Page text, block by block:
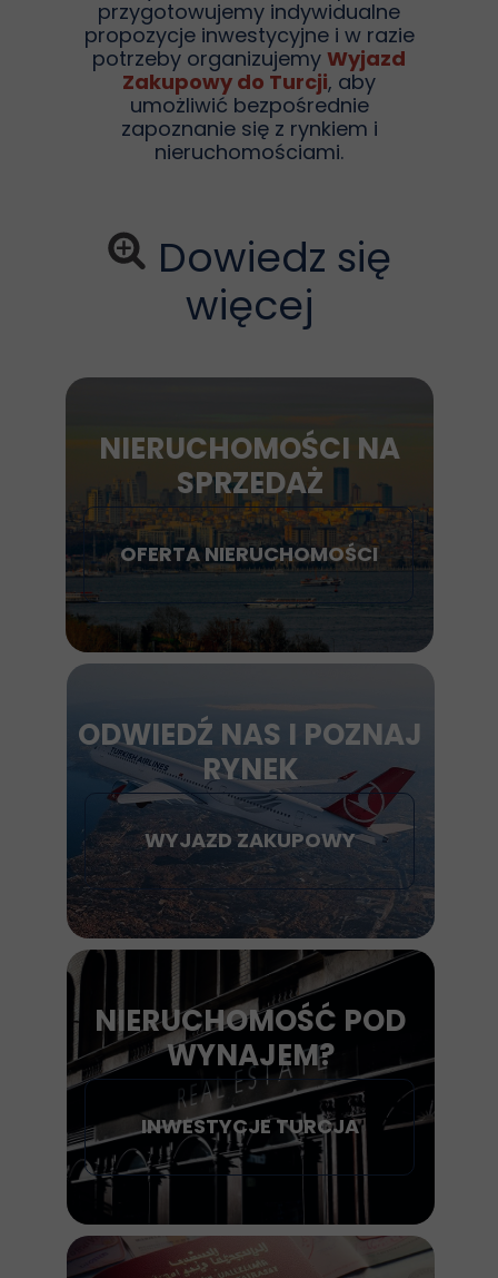
przygotowujemy indywidualne
propozycje inwestycyjne i w razie
potrzeby organizujemy Wyjazd
Zakupowy do Turcji, aby
umożliwić bezpośrednie
zapoznanie się z rynkiem i
nieruchomościami.
Dowiedz się
więcej
NIERUCHOMOŚĆ POD
WYNAJEM?
INWESTYCJE TURCJA
ODWIEDŹ NAS I POZNAJ
RYNEK
WYJAZD ZAKUPOWY
NIERUCHOMOŚCI NA
SPRZEDAŻ
OFERTA NIERUCHOMOŚCI